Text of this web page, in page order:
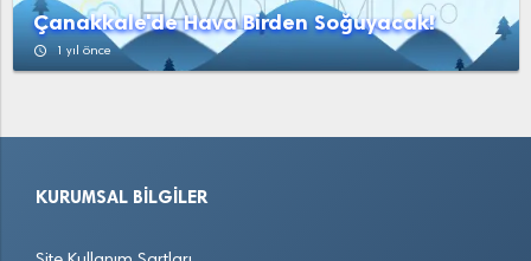
Çanakkale'de Hava Birden Soğuyacak!
access_time 1 yıl önce
KURUMSAL BILGILER